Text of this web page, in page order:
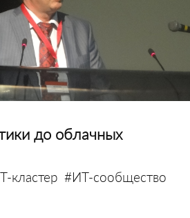
до облачных
кластер #ИТ-сообщество